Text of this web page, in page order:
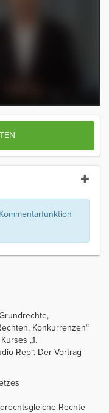
Konkurrenzen“
„1.
Rep“. Der Vortrag
Rechte